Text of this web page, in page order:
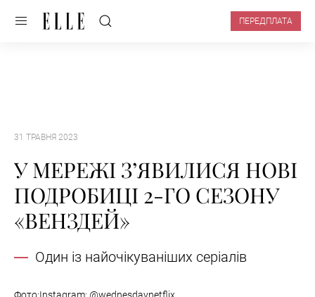
ПЕРЕДПЛАТА
31 ТРАВНЯ 2023
У МЕРЕЖІ З’ЯВИЛИСЯ НОВІ
ПОДРОБИЦІ 2-ГО СЕЗОНУ
«ВЕНЗДЕЙ»
Один із найочікуваніших серіалів